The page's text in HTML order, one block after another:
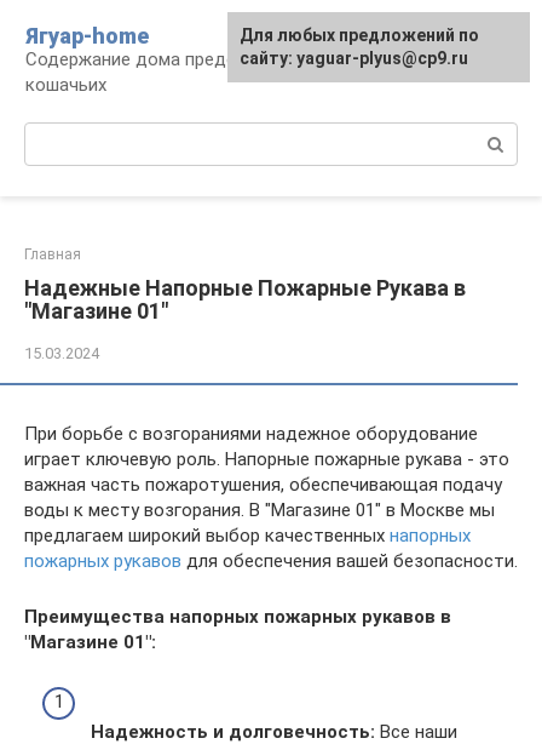
контенту
Ягуар-home
Содержание дома представителей семейства
кошачьих
Главная
Надежные Напорные Пожарные Рукава в
"Магазине 01"
15.03.2024
При борьбе с возгораниями надежное оборудование
играет ключевую роль. Напорные пожарные рукава - это
важная часть пожаротушения, обеспечивающая подачу
воды к месту возгорания. В "Магазине 01" в Москве мы
предлагаем широкий выбор качественных напорных
пожарных рукавов для обеспечения вашей безопасности.
Преимущества напорных пожарных рукавов в
"Магазине 01":
Надежность и долговечность: Все наши
Для любых предложений по
сайту: yaguar-plyus@cp9.ru